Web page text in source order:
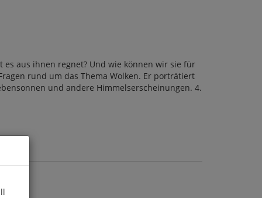
es aus ihnen regnet? Und wie können wir sie für
rund um das Thema Wolken. Er porträtiert
und andere Himmelserscheinungen. 4.